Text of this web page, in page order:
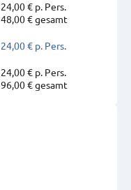
24,00 € p. Pers.
48,00 € gesamt
24,00 € p. Pers.
24,00 € p. Pers.
96,00 € gesamt